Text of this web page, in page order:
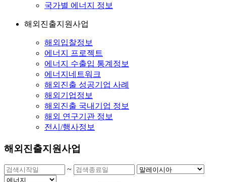
국가별 에너지 정보
해외진출지원사업
해외입찰정보
에너지 프로젝트
에너지 수출입 통계정보
에너지네트워크
해외진출 성공기업 사례
해외기업정보
해외진출 국내기업 정보
해외 연구기관 정보
전시/행사정보
해외진출지원사업
~